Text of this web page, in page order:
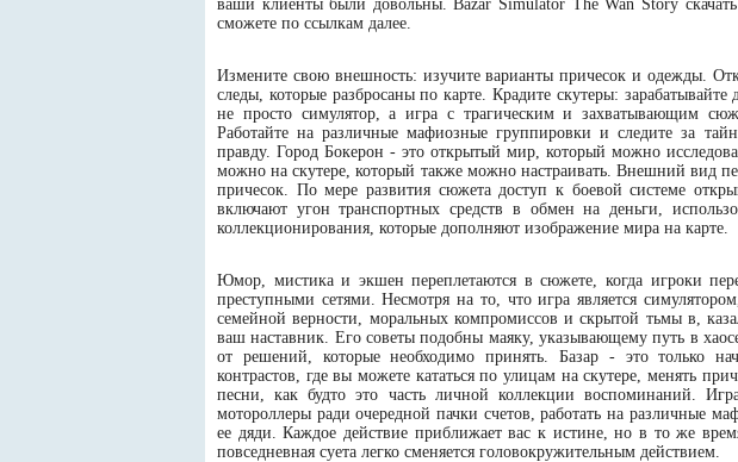
ваши клиенты были довольны. Bazar Simulator The Wan Story
сможете по ссылкам далее.
Измените свою внешность: изучите варианты причесок и одежды.
следы, которые разбросаны по карте. Крадите скутеры:
не просто симулятор, а игра с трагическим и захватывающим
Работайте на различные мафиозные группировки и следите за
правду. Город Бокерон - это открытый мир, который можно
можно на скутере, который также можно настраивать. Внешний вид
причесок. По мере развития сюжета доступ к боевой системе
включают угон транспортных средств в обмен на деньги,
коллекционирования, которые дополняют изображение мира на карте.
Юмор, мистика и экшен переплетаются в сюжете, когда игроки
преступными сетями. Несмотря на то, что игра является
семейной верности, моральных компромиссов и скрытой тьмы в,
ваш наставник. Его советы подобны маяку, указывающему путь в
от решений, которые необходимо принять. Базар - это только
контрастов, где вы можете кататься по улицам на скутере, менять
песни, как будто это часть личной коллекции воспоминаний.
мотороллеры ради очередной пачки счетов, работать на различные
ее дяди. Каждое действие приближает вас к истине, но в то же
повседневная суета легко сменяется головокружительным действием.